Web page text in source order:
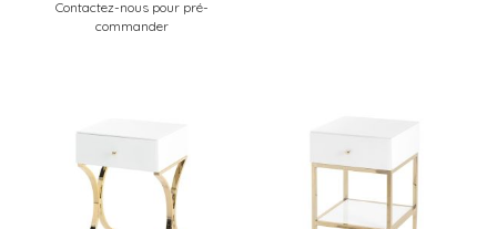
Contactez-nous pour pré-
commander